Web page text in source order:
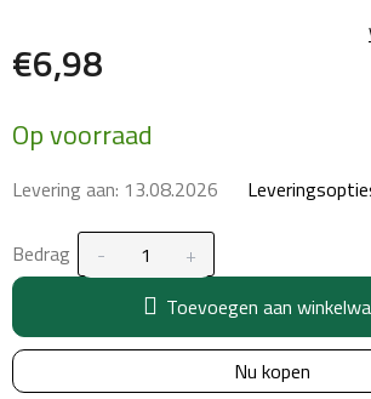
€6,98
prijs:
Op voorraad
Levering aan: 13.08.2026
Bedrag
Toevoegen aan
Nu kopen